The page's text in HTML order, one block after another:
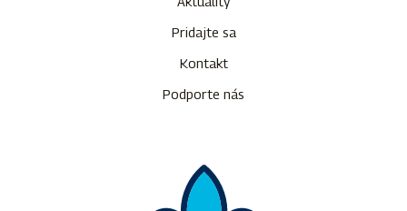
Pridajte sa
Kontakt
Podporte nás